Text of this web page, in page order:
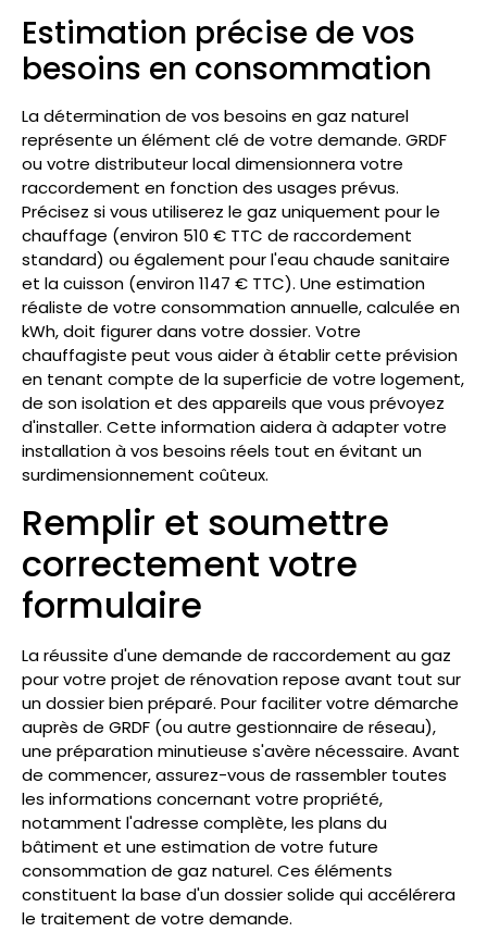
Estimation précise de vos
besoins en consommation
La détermination de vos besoins en gaz naturel
représente un élément clé de votre demande. GRDF
ou votre distributeur local dimensionnera votre
raccordement en fonction des usages prévus.
Précisez si vous utiliserez le gaz uniquement pour le
chauffage (environ 510 € TTC de raccordement
standard) ou également pour l'eau chaude sanitaire
et la cuisson (environ 1147 € TTC). Une estimation
réaliste de votre consommation annuelle, calculée en
kWh, doit figurer dans votre dossier. Votre
chauffagiste peut vous aider à établir cette prévision
en tenant compte de la superficie de votre logement,
de son isolation et des appareils que vous prévoyez
d'installer. Cette information aidera à adapter votre
installation à vos besoins réels tout en évitant un
surdimensionnement coûteux.
Remplir et soumettre
correctement votre
formulaire
La réussite d'une demande de raccordement au gaz
pour votre projet de rénovation repose avant tout sur
un dossier bien préparé. Pour faciliter votre démarche
auprès de GRDF (ou autre gestionnaire de réseau),
une préparation minutieuse s'avère nécessaire. Avant
de commencer, assurez-vous de rassembler toutes
les informations concernant votre propriété,
notamment l'adresse complète, les plans du
bâtiment et une estimation de votre future
consommation de gaz naturel. Ces éléments
constituent la base d'un dossier solide qui accélérera
le traitement de votre demande.